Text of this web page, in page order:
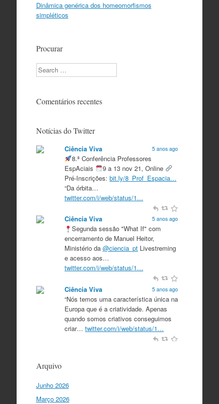
Dinâmica genérica dos homeomorfismos
simpléticos
Procurar
Search
Comentários recentes
Notícias do Twitter
Ciência Viva 5 anos ago
8.ª Conferência Professores
EspAciais
9 a 13 nov 21, Online
Pré-Inscrições: bit.ly/8_Prof_Espacia…
“Da órbita…
twitter.com/i/web/status/1…
Ciência Viva 5 anos ago
Segunda sessão "What If" com
encerramento de Manuel Heitor,
Ministério da @ciencia_ptLivestreming
e acesso aos…
twitter.com/i/web/status/1…
Ciência Viva 5 anos ago
“Nós temos uma característica única na
Europa que é a criatividade. Apenas
quando somos criativos conseguimos
criar… twitter.com/i/web/status/1…
coesão…
Arquivo
Junho 2026
Março 2026